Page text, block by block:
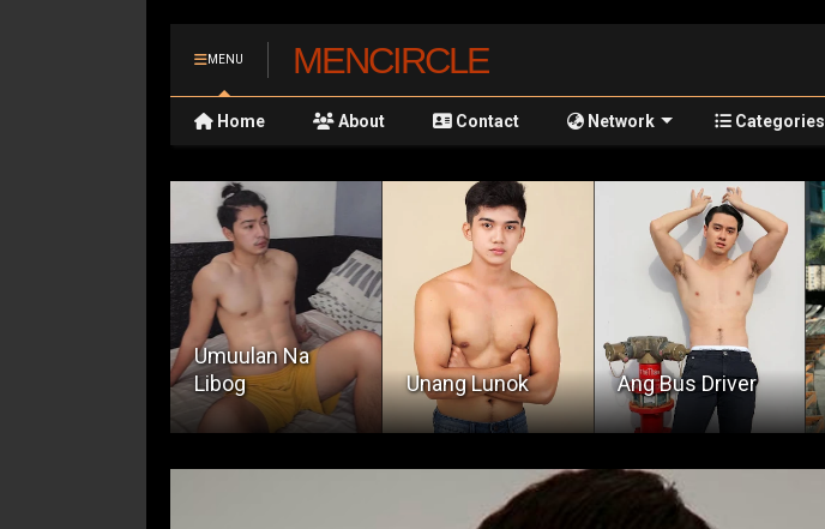
MENU MENCIRCLE
Home About Contact Network Categories
Unang Lunok Ang Bus Driver Dagat